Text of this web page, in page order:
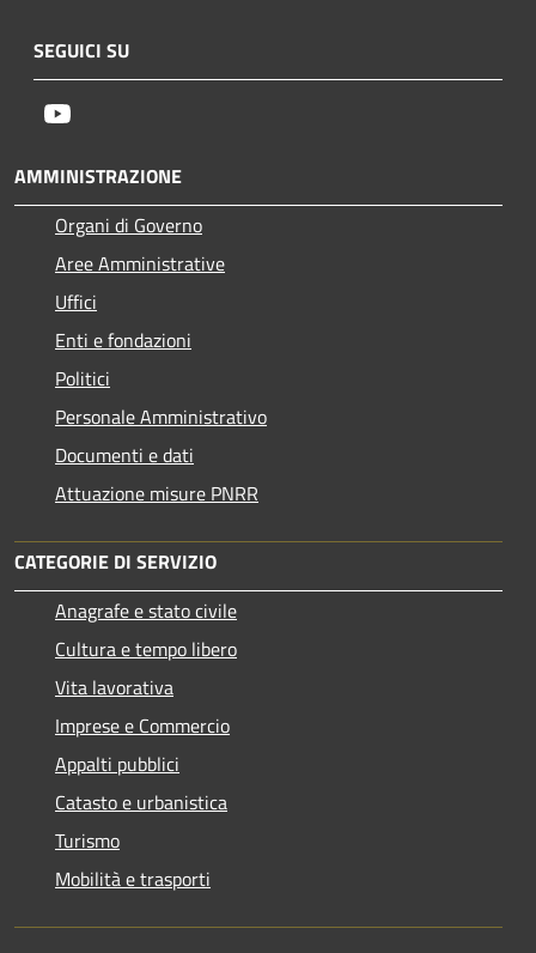
SEGUICI SU
AMMINISTRAZIONE
Organi di Governo
Aree Amministrative
Uffici
Enti e fondazioni
Politici
Personale Amministrativo
Documenti e dati
Attuazione misure PNRR
CATEGORIE DI SERVIZIO
Anagrafe e stato civile
Cultura e tempo libero
Vita lavorativa
Imprese e Commercio
Appalti pubblici
Catasto e urbanistica
Turismo
Mobilità e trasporti